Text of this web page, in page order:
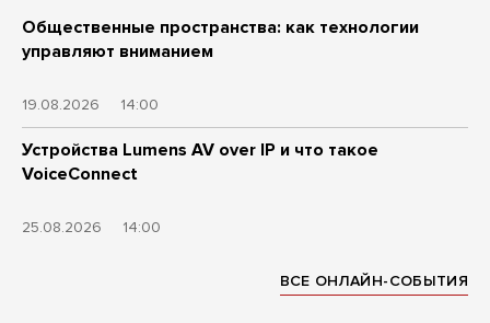
Общественные пространства: как технологии
управляют вниманием
19.08.2026 14:00
Устройства Lumens AV over IP и что такое
VoiceConnect
25.08.2026 14:00
ВСЕ ОНЛАЙН-СОБЫТИЯ